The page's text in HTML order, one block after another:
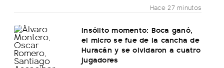
Hace 27 minutos
Insólito momento: Boca ganó,
el micro se fue de la cancha de
Huracán y se olvidaron a cuatro
jugadores